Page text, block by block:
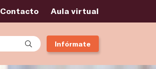
Contacto Aula virtual
Infórmate